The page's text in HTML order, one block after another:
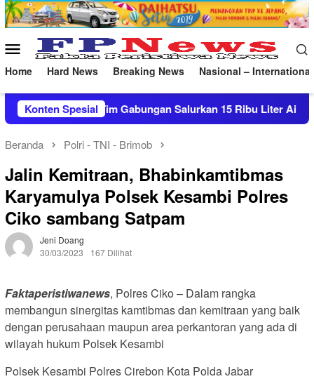
Loncat
ke
Menu
Mobile
Home Hard News Breaking News Nasional – International
Konten Spesial
Salurkan 15 Ribu Liter Air Bersih ke Pasekan
Beranda Polri - TNI - Brimob
Jalin Kemitraan, Bhabinkamtibmas
Karyamulya Polsek Kesambi Polres
Ciko sambang Satpam
Jeni Doang
30/03/2023
167 Dilihat
Faktaperistiwanews, Polres Ciko – Dalam rangka
membangun sinergitas kamtibmas dan kemitraan yang baik
dengan perusahaan maupun area perkantoran yang ada di
wilayah hukum Polsek Kesambi
Polsek Kesambi Polres Cirebon Kota Polda Jabar